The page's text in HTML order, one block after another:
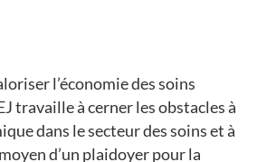
l’économie des soins
travaille à cerner les obstacles à
dans le secteur des soins et à
d’un plaidoyer pour la